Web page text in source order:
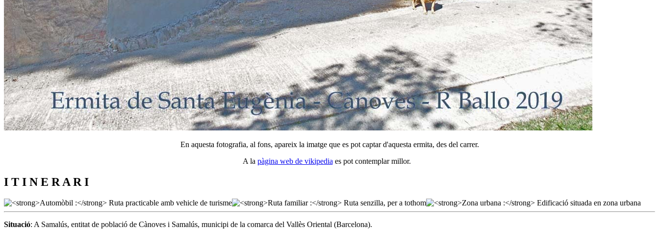
En aquesta fotografia, al fons, apareix la imatge que es pot captar d'aquesta ermita, des del carrer.
A la pàgina web de vikipedia es pot contemplar millor.
I T I N E R A R I
Situació: A Samalús, entitat de població de Cànoves i Samalús, municipi de la comarca del Vallès Oriental (Barcelona).